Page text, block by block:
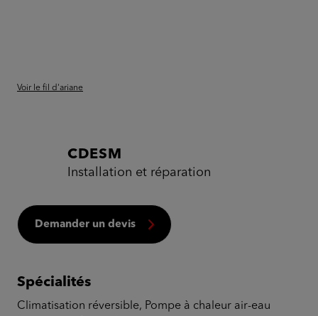
Voir le fil d'ariane
CDESM
Installation et réparation
Demander un devis
Spécialités
Climatisation réversible, Pompe à chaleur air-eau